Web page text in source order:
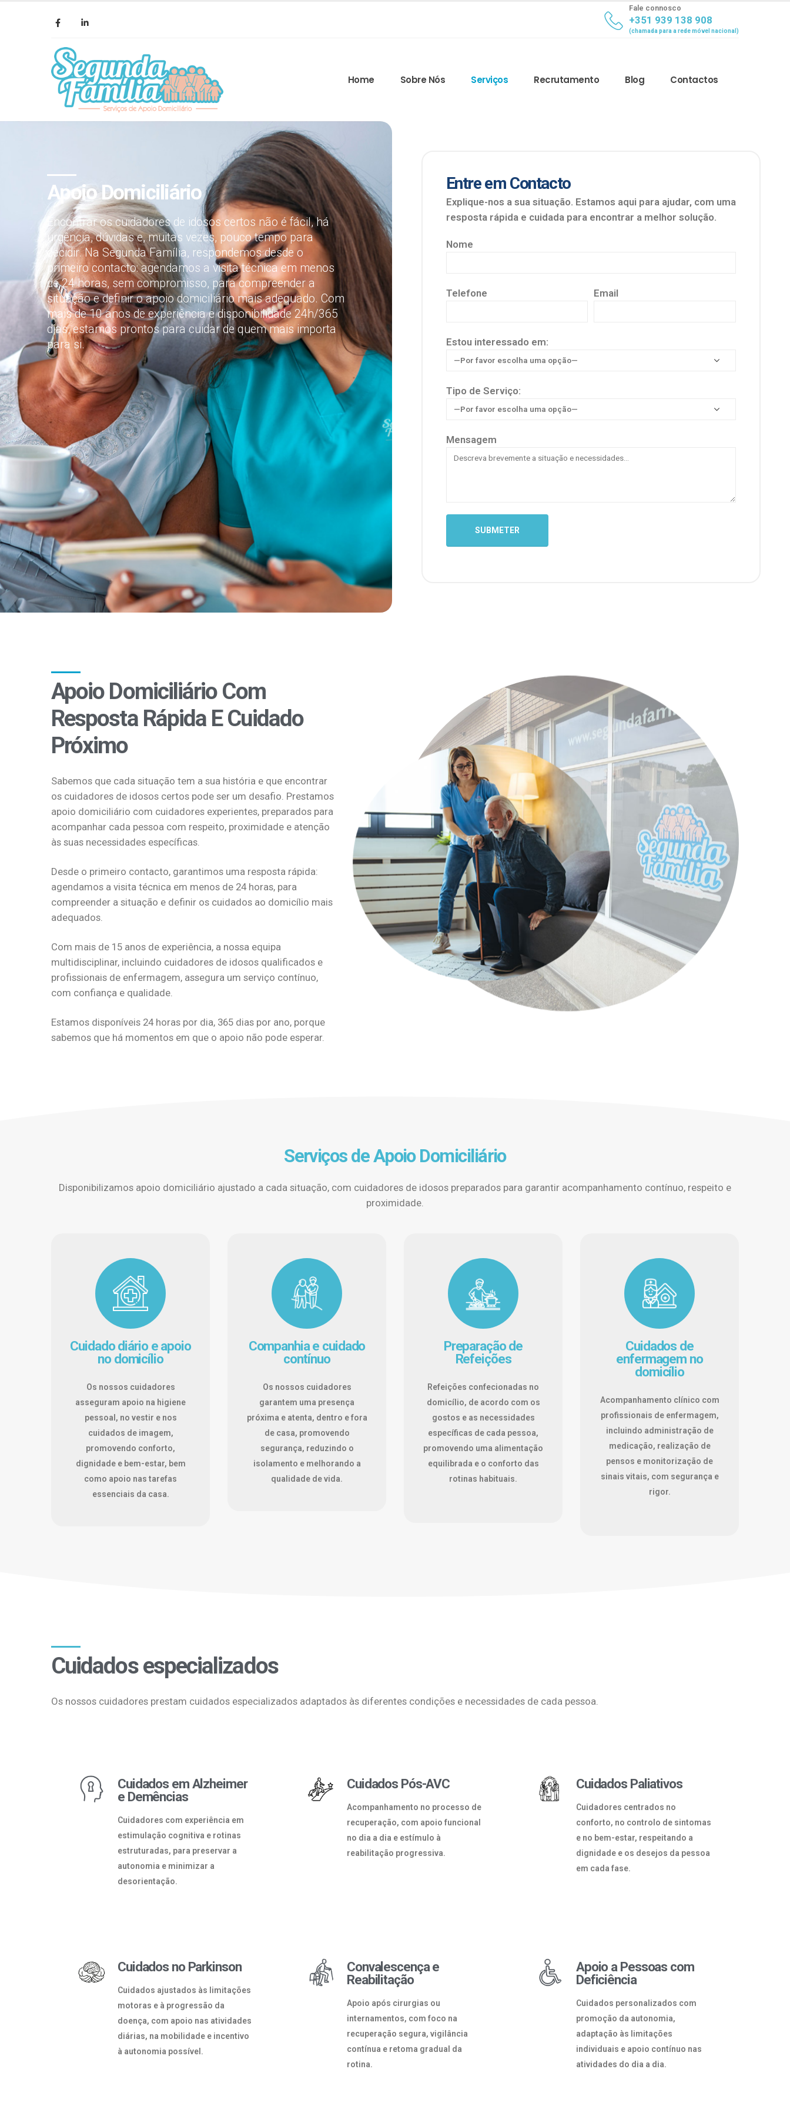
Fale connosco
+351 939 138 908
(chamada para a rede móvel nacional)
Home Sobre Nós Serviços Recrutamento Blog Contactos
Apoio Domiciliário
Encontrar os cuidadores de idosos certos não é fácil, há
urgência, dúvidas e, muitas vezes, pouco tempo para
decidir. Na Segunda Família, respondemos desde o
primeiro contacto: agendamos a visita técnica em menos
de 24 horas, sem compromisso, para compreender a
situação e definir o apoio domiciliário mais adequado. Com
mais de 10 anos de experiência e disponibilidade 24h/365
dias, estamos prontos para cuidar de quem mais importa
para si.
Entre em Contacto
Explique-nos a sua situação. Estamos aqui para ajudar, com uma
resposta rápida e cuidada para encontrar a melhor solução.
Nome
Telefone Email
Estou interessado em:
Tipo de Serviço:
Mensagem
Apoio Domiciliário Com
Resposta Rápida E Cuidado
Próximo
Sabemos que cada situação tem a sua história e que encontrar
os cuidadores de idosos certos pode ser um desafio. Prestamos
apoio domiciliário com cuidadores experientes, preparados para
acompanhar cada pessoa com respeito, proximidade e atenção
às suas necessidades específicas.
Desde o primeiro contacto, garantimos uma resposta rápida:
agendamos a visita técnica em menos de 24 horas, para
compreender a situação e definir os cuidados ao domicílio mais
adequados.
Com mais de 15 anos de experiência, a nossa equipa
multidisciplinar, incluindo cuidadores de idosos qualificados e
profissionais de enfermagem, assegura um serviço contínuo,
com confiança e qualidade.
Estamos disponíveis 24 horas por dia, 365 dias por ano, porque
sabemos que há momentos em que o apoio não pode esperar.
Serviços de Apoio Domiciliário
Disponibilizamos apoio domiciliário ajustado a cada situação, com cuidadores de idosos preparados para garantir acompanhamento contínuo, respeito e
proximidade.
Cuidado diário e apoio
no domicílio
Os nossos cuidadores
asseguram apoio na higiene
pessoal, no vestir e nos
cuidados de imagem,
promovendo conforto,
dignidade e bem-estar, bem
como apoio nas tarefas
essenciais da casa.
Companhia e cuidado
contínuo
Os nossos cuidadores
garantem uma presença
próxima e atenta, dentro e fora
de casa, promovendo
segurança, reduzindo o
isolamento e melhorando a
qualidade de vida.
Preparação de
Refeições
Refeições confecionadas no
domicílio, de acordo com os
gostos e as necessidades
específicas de cada pessoa,
promovendo uma alimentação
equilibrada e o conforto das
rotinas habituais.
Cuidados de
enfermagem no
domicílio
Acompanhamento clínico com
profissionais de enfermagem,
incluindo administração de
medicação, realização de
pensos e monitorização de
sinais vitais, com segurança e
rigor.
Cuidados especializados
Os nossos cuidadores prestam cuidados especializados adaptados às diferentes condições e necessidades de cada pessoa.
Cuidados em Alzheimer
e Demências
Cuidadores com experiência em
estimulação cognitiva e rotinas
estruturadas, para preservar a
autonomia e minimizar a
desorientação.
Cuidados Pós-AVC
Acompanhamento no processo de
recuperação, com apoio funcional
no dia a dia e estímulo à
reabilitação progressiva.
Cuidados Paliativos
Cuidadores centrados no
conforto, no controlo de sintomas
e no bem-estar, respeitando a
dignidade e os desejos da pessoa
em cada fase.
Cuidados no Parkinson
Cuidados ajustados às limitações
motoras e à progressão da
doença, com apoio nas atividades
diárias, na mobilidade e incentivo
à autonomia possível.
Convalescença e
Reabilitação
Apoio após cirurgias ou
internamentos, com foco na
recuperação segura, vigilância
contínua e retoma gradual da
rotina.
Apoio a Pessoas com
Deficiência
Cuidados personalizados com
promoção da autonomia,
adaptação às limitações
individuais e apoio contínuo nas
atividades do dia a dia.